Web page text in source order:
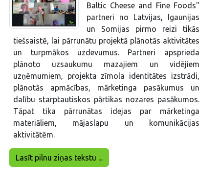
Baltic Cheese and Fine Foods"
partneri no Latvijas, Igaunijas
un Somijas pirmo reizi tikās
tiešsaistē, lai pārrunātu projektā plānotās aktivitātes
un turpmākos uzdevumus. Partneri apsprieda
plānoto uzsaukumu mazajiem un vidējiem
uzņēmumiem, projekta zīmola identitātes izstrādi,
plānotās apmācības, mārketinga pasākumus un
dalību starptautiskos pārtikas nozares pasākumos.
Tāpat tika pārrunātas idejas par mārketinga
materiāliem, mājaslapu un komunikācijas
aktivitātēm.
Lasīt pilnu ziņas tekstu ...